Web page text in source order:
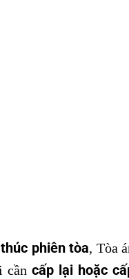
phiên tòa, Tòa
cần cấp lại hoặc